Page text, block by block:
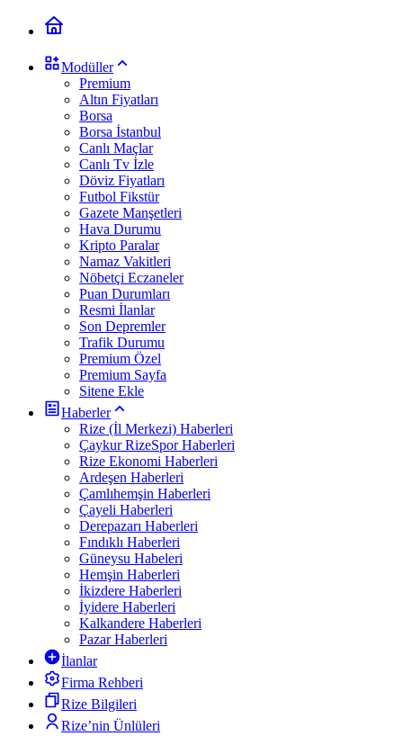
Modüller
Premium
Altın Fiyatları
Borsa
Borsa İstanbul
Canlı Maçlar
Canlı Tv İzle
Döviz Fiyatları
Futbol Fikstür
Gazete Manşetleri
Hava Durumu
Kripto Paralar
Namaz Vakitleri
Nöbetçi Eczaneler
Puan Durumları
Resmi İlanlar
Son Depremler
Trafik Durumu
Premium Özel
Premium Sayfa
Sitene Ekle
Haberler
Rize (İl Merkezi) Haberleri
Çaykur RizeSpor Haberleri
Rize Ekonomi Haberleri
Ardeşen Haberleri
Çamlıhemşin Haberleri
Çayeli Haberleri
Derepazarı Haberleri
Fındıklı Haberleri
Güneysu Habeleri
Hemşin Haberleri
İkizdere Haberleri
İyidere Haberleri
Kalkandere Haberleri
Pazar Haberleri
İlanlar
Firma Rehberi
Rize Bilgileri
Rize’nin Ünlüleri